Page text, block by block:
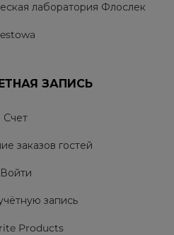
лаборатория Флослек
ЗАПИСЬ
Счет
заказов гостей
Войти
запись
Products